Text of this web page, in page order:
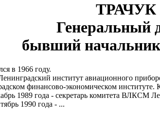
ТРАЧУК
Генеральный
бывший
в 1966 году.
институт авиационного
финансово-экономическом институте.
1989 года - секретарь комитета ВЛКСМ
1990 года - ...